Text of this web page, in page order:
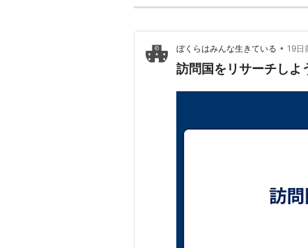
ぼくらはみんな生きている • 19日
訪問国をリサーチしよ